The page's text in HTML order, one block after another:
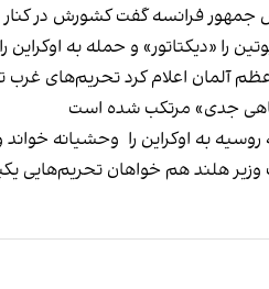
جمهور فرانسه گفت کشورش در کنار
را «دیکتاتور» و حمله به
آلمان اعلام کرد تحریم‌های
جدی» مرتکب شده است
به اوکراین را وحشیانه
هلند هم خواهان تحریم‌هایی